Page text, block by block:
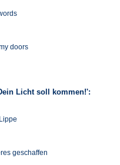
doors
Licht soll kommen!':
geschaffen